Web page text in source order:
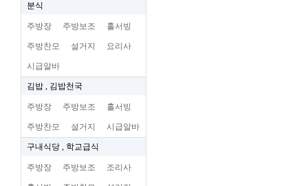
분식
주방장 주방보조 홀서빙
주방찬모 설거지 요리사
시급알바
김밥 , 김밥천국
주방장 주방보조 홀서빙
주방찬모 설거지 시급알바
구내식당 , 학교급식
주방장 주방보조 조리사